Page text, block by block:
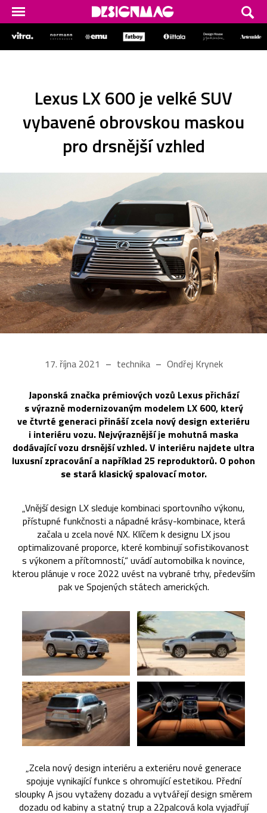
Lexus LX 600 je velké SUV
vybavené obrovskou maskou
pro drsnější vzhled
17. října 2021 technika Ondřej Krynek
Japonská značka prémiových vozů Lexus přichází
s výrazně modernizovaným modelem LX 600, který
ve čtvrté generaci přináší zcela nový design exteriéru
i interiéru vozu. Nejvýraznější je mohutná maska
dodávající vozu drsnější vzhled. V interiéru najdete ultra
luxusní zpracování a například 25 reproduktorů. O pohon
se stará klasický spalovací motor.
„Vnější design LX sleduje kombinaci sportovního výkonu,
přístupné funkčnosti a nápadné krásy-kombinace, která
začala u zcela nové NX. Klíčem k designu LX jsou
optimalizované proporce, které kombinují sofistikovanost
s výkonem a přítomností,“ uvádí automobilka k novince,
kterou plánuje v roce 2022 uvést na vybrané trhy, především
pak ve Spojených státech amerických.
„Zcela nový design interiéru a exteriéru nové generace
spojuje vynikající funkce s ohromující estetikou. Přední
sloupky A jsou vytaženy dozadu a vytvářejí design směrem
dozadu od kabiny a statný trup a 22palcová kola vyjadřují